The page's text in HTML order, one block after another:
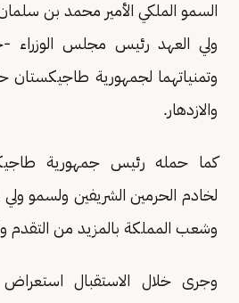
السمو الملكي الأمير محمد بن
ولي العهد رئيس مجلس الوزراء -
وتمنياتهما لجمهورية طاجيكستان
والازدهار.
كما حمله رئيس جمهورية
لخادم الحرمين الشريفين ولسمو ولي
وشعب المملكة بالمزيد من التقدم
وجرى خلال الاستقبال استعراض